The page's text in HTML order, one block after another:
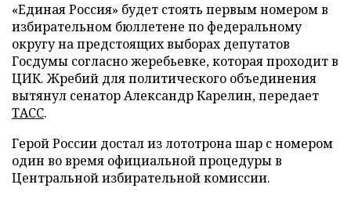
«Единая Россия» будет стоять первым номером в
избирательном бюллетене по федеральному
округу на предстоящих выборах депутатов
Госдумы согласно жеребьевке, которая проходит в
ЦИК. Жребий для политического объединения
вытянул сенатор Александр Карелин, передает
ТАСС.
Герой России достал из лототрона шар с номером
один во время официальной процедуры в
Центральной избирательной комиссии.